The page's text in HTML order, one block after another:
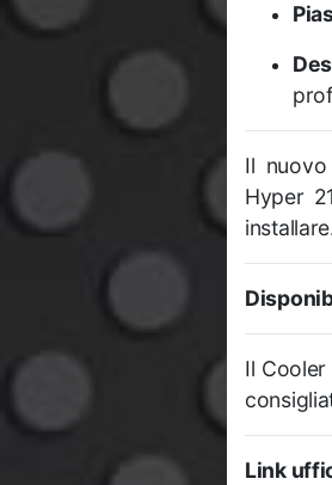
Il nuovo
Hyper
Il
Link